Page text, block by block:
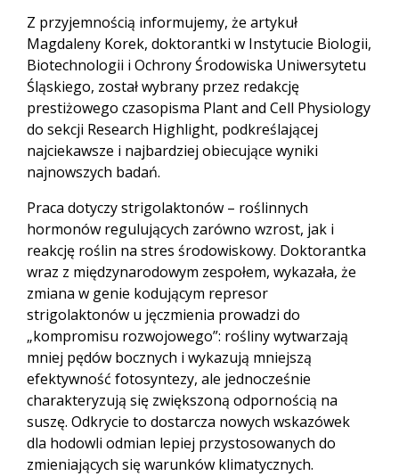
Z przyjemnością informujemy, że artykuł
Magdaleny Korek, doktorantki w Instytucie Biologii,
Biotechnologii i Ochrony Środowiska Uniwersytetu
Śląskiego, został wybrany przez redakcję
prestiżowego czasopisma Plant and Cell Physiology
do sekcji Research Highlight, podkreślającej
najciekawsze i najbardziej obiecujące wyniki
najnowszych badań.
Praca dotyczy strigolaktonów – roślinnych
hormonów regulujących zarówno wzrost, jak i
reakcję roślin na stres środowiskowy. Doktorantka
wraz z międzynarodowym zespołem, wykazała, że
zmiana w genie kodującym represor
strigolaktonów u jęczmienia prowadzi do
„kompromisu rozwojowego”: rośliny wytwarzają
mniej pędów bocznych i wykazują mniejszą
efektywność fotosyntezy, ale jednocześnie
charakteryzują się zwiększoną odpornością na
suszę. Odkrycie to dostarcza nowych wskazówek
dla hodowli odmian lepiej przystosowanych do
zmieniających się warunków klimatycznych.